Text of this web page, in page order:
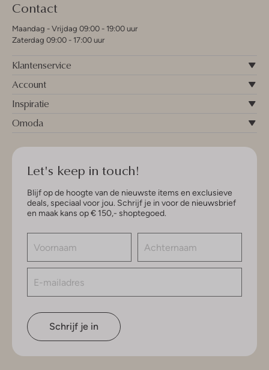
Contact
Maandag - Vrijdag 09:00 - 19:00 uur
Zaterdag 09:00 - 17:00 uur
Klantenservice
Account
Inspiratie
Omoda
Let's keep in touch!
Blijf op de hoogte van de nieuwste items en exclusieve
deals, speciaal voor jou. Schrijf je in voor de nieuwsbrief
en maak kans op € 150,- shoptegoed.
Schrijf je in